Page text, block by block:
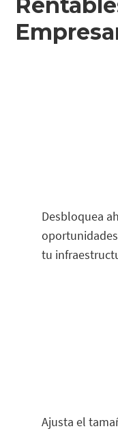
Desbloquea
tu
Ajusta el